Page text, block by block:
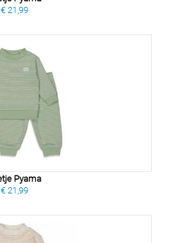
€ 21,99
Pyama
€ 21,99